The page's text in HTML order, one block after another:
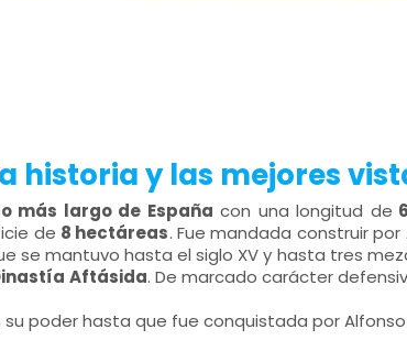
historia y las mejores
más largo de España con una longitud de
de 8 hectáreas. Fue mandada construir
se mantuvo hasta el siglo XV y hasta tres
Aftásida. De marcado carácter
poder hasta que fue conquistada por Alfonso